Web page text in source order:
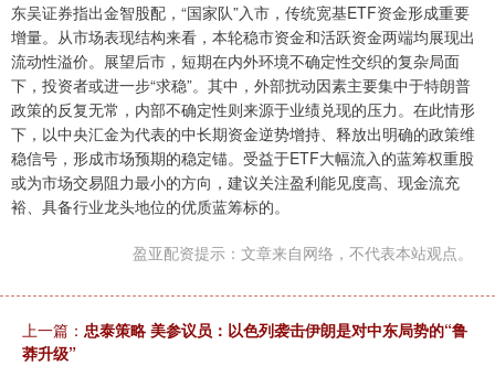
东吴证券指出金智股配，“国家队”入市，传统宽基ETF资金形成重要
增量。从市场表现结构来看，本轮稳市资金和活跃资金两端均展现出
流动性溢价。展望后市，短期在内外环境不确定性交织的复杂局面
下，投资者或进一步“求稳”。其中，外部扰动因素主要集中于特朗普
政策的反复无常，内部不确定性则来源于业绩兑现的压力。在此情形
下，以中央汇金为代表的中长期资金逆势增持、释放出明确的政策维
稳信号，形成市场预期的稳定锚。受益于ETF大幅流入的蓝筹权重股
或为市场交易阻力最小的方向，建议关注盈利能见度高、现金流充
裕、具备行业龙头地位的优质蓝筹标的。
盈亚配资提示：文章来自网络，不代表本站观点。
上一篇： 忠泰策略 美参议员：以色列袭击伊朗是对中东局势的“鲁
莽升级”